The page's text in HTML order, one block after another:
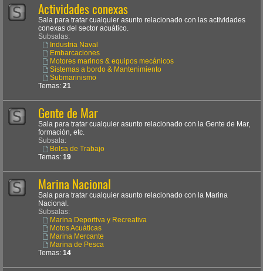
Actividades conexas
Sala para tratar cualquier asunto relacionado con las actividades
conexas del sector acuático.
Subsalas:
Industria Naval
Embarcaciones
Motores marinos & equipos mecánicos
Sistemas a bordo & Mantenimiento
Submarinismo
Temas: 21
Gente de Mar
Sala para tratar cualquier asunto relacionado con la Gente de Mar,
formación, etc.
Subsala:
Bolsa de Trabajo
Temas: 19
Marina Nacional
Sala para tratar cualquier asunto relacionado con la Marina
Nacional.
Subsalas:
Marina Deportiva y Recreativa
Motos Acuáticas
Marina Mercante
Marina de Pesca
Temas: 14